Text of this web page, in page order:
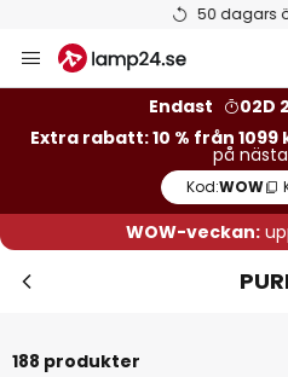
Betygsatt
Hoppa
till
Endast
02D
Extra rabatt: 10 % från 1099
på
Kod:WOW
WOW-veckan:
188 produkter
13 % rabatt
10 % rabatt
på
Kod:WOW
*exkluderade